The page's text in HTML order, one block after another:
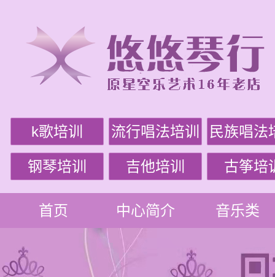
k歌培训 流行唱法培训 民族唱法
钢琴培训 吉他培训 古筝培
首页 中心简介 音乐类